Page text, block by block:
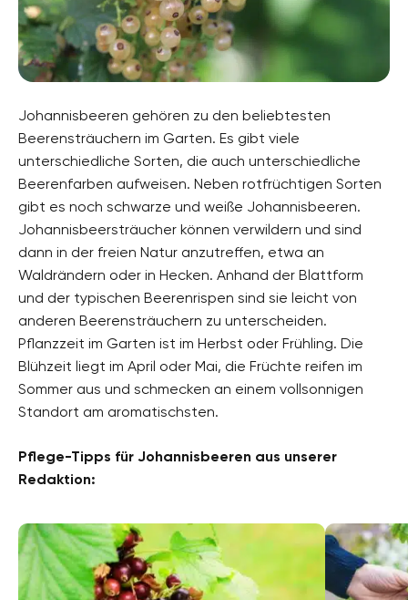
Johannisbeeren gehören zu den beliebtesten
Beerensträuchern im Garten. Es gibt viele
unterschiedliche Sorten, die auch unterschiedliche
Beerenfarben aufweisen. Neben rotfrüchtigen Sorten
gibt es noch schwarze und weiße Johannisbeeren.
Johannisbeersträucher können verwildern und sind
dann in der freien Natur anzutreffen, etwa an
Waldrändern oder in Hecken. Anhand der Blattform
und der typischen Beerenrispen sind sie leicht von
anderen Beerensträuchern zu unterscheiden.
Pflanzzeit im Garten ist im Herbst oder Frühling. Die
Blühzeit liegt im April oder Mai, die Früchte reifen im
Sommer aus und schmecken an einem vollsonnigen
Standort am aromatischsten.
Pflege-Tipps für Johannisbeeren aus unserer
Redaktion: